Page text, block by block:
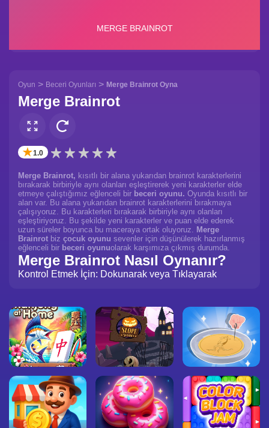
Oyun > Beceri Oyunları > Merge Brainrot Oyna
Merge Brainrot
✭1.0
Merge Brainrot, kısıtlı bir alana yukarıdan brainrot karakterlerini
bırakarak birbiriyle aynı olanları eşleştirerek yeni karakterler elde
etmeye çalıştığımız eğlenceli bir beceri oyunu. Oyunda kısıtlı bir
alan var. Bu alana yukarıdan brainrot karakterlerini bırakmaya
çalışıyoruz. Bu karakterleri bırakarak birbiriyle aynı olanları
eşleştiriyoruz. Bu şekilde yeni karakterler ve puan elde ederek
uzun süreler boyunca bu maceraya ortak oluyoruz. Merge
Brainrot biz çocuk oyunu sevenler için düşünülerek hazırlanmış
eğlenceli bir beceri oyunuolarak karşımıza çıkmış durumda.
Merge Brainrot Nasıl Oynanır?
Kontrol Etmek İçin: Dokunarak veya Tıklayarak